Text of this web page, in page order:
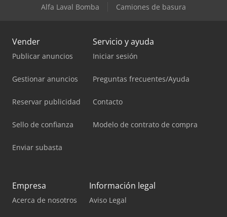
Alfa Laval Bomba
Camiones de basura
Vender
Publicar anuncios
Gestionar anuncios
Reservar publicidad
Sello de confianza
Enviar subasta
Servicio y ayuda
Iniciar sesión
Preguntas frecuentes/Ayuda
Contacto
Modelo de contrato de compra
Empresa
Acerca de nosotros
Información legal
Aviso Legal